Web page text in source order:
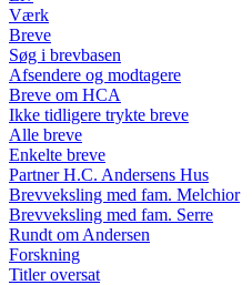
Værk
Breve
Søg i brevbasen
Afsendere og modtagere
Breve om HCA
Ikke tidligere trykte breve
Alle breve
Enkelte breve
Partner H.C. Andersens Hus
Brevveksling med fam. Melchior
Brevveksling med fam. Serre
Rundt om Andersen
Forskning
Titler oversat